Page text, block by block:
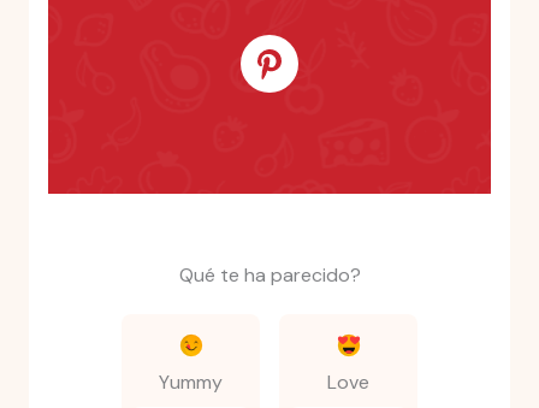
Qué te ha parecido?
Yummy
Love